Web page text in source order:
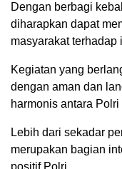
Dengan berbagi
diharapkan dapat
masyarakat
Kegiatan yang
dengan aman dan
harmonis antara
Lebih dari sekadar
merupakan bagian